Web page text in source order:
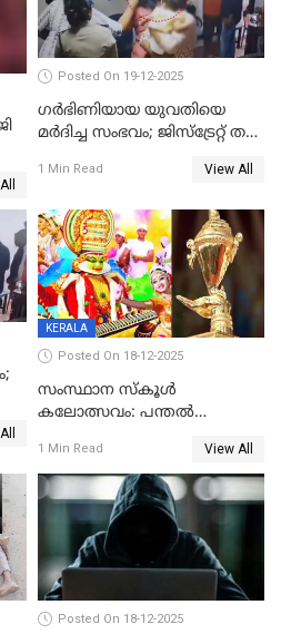
Posted On 19-12-2025
ഗര്‍ഭിണിയായ യുവതിയെ
മര്‍ദിച്ച സംഭവം; ജിസ്‌ട്രേറ്റ് തല
യുവതി
1 Min Read View All
KERALA
Posted On 18-12-2025
സംസ്ഥാന സ്കൂൾ
കലോത്സവം: പന്തൽ
1 Min Read View All
Posted On 18-12-2025